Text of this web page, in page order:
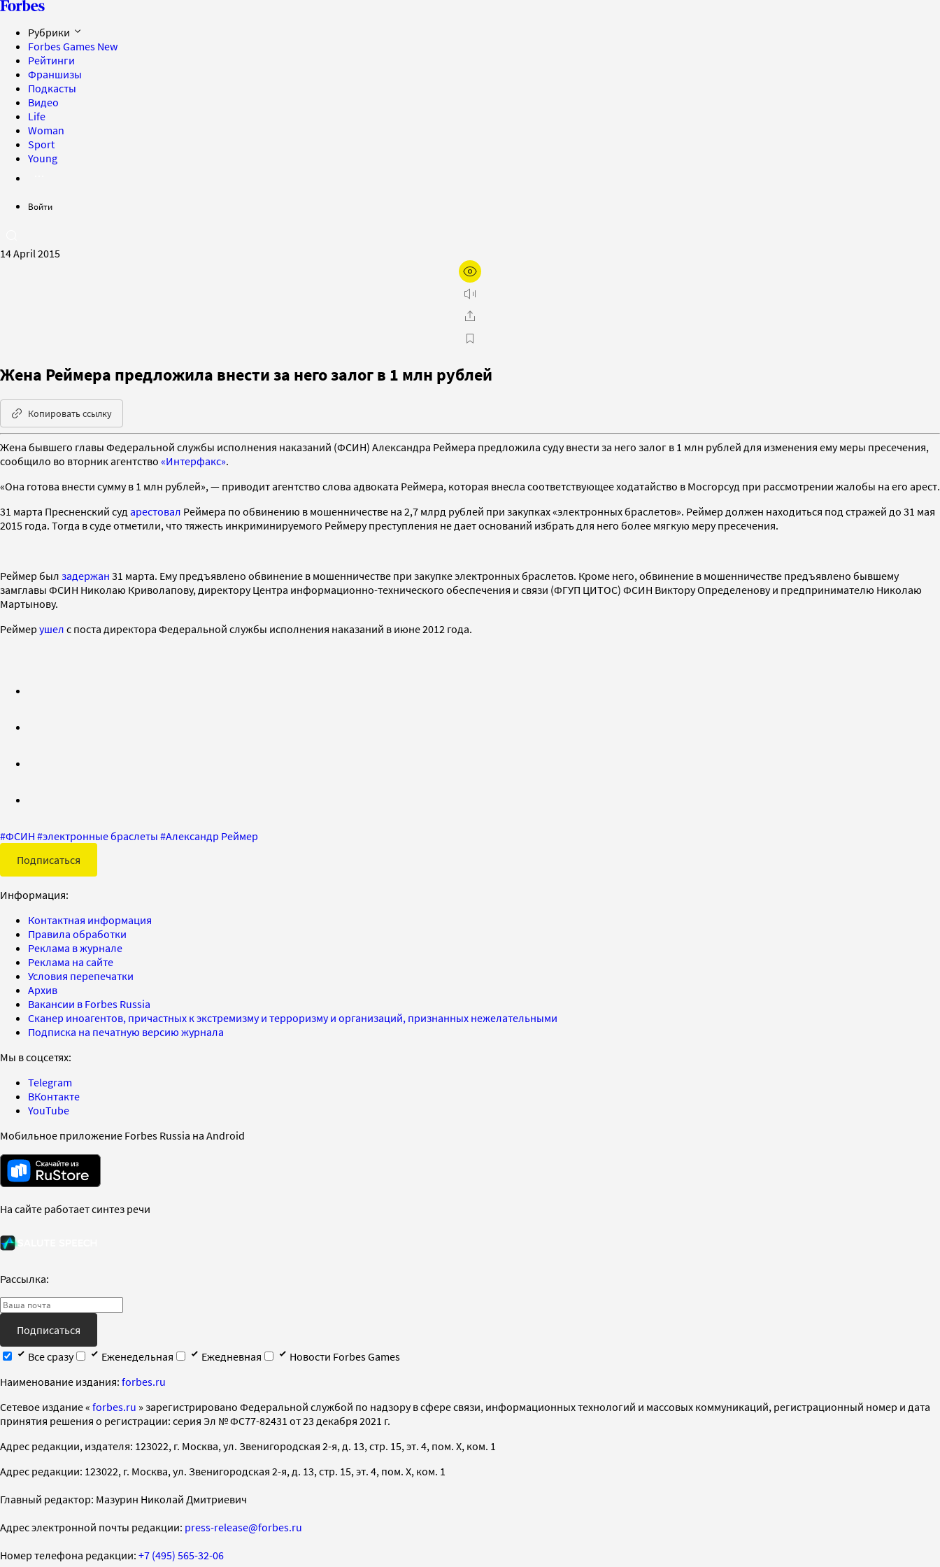
Рубрики
Forbes Games New
Рейтинги
Франшизы
Подкасты
Видео
Life
Woman
Sport
Young
Войти
14 April 2015
Жена Реймера предложила внести за него залог в 1 млн рублей
Копировать ссылку
Жена бывшего главы Федеральной службы исполнения наказаний (ФСИН) Александра Реймера предложила суду внести за него залог в 1 млн рублей для изменения ему меры пресечения,
сообщило во вторник агентство «Интерфакс».
«Она готова внести сумму в 1 млн рублей», — приводит агентство слова адвоката Реймера, которая внесла соответствующее ходатайство в Мосгорсуд при рассмотрении жалобы на его арест.
31 марта Пресненский суд арестовал Реймера по обвинению в мошенничестве на 2,7 млрд рублей при закупках «электронных браслетов». Реймер должен находиться под стражей до 31 мая
2015 года. Тогда в суде отметили, что тяжесть инкриминируемого Реймеру преступления не дает оснований избрать для него более мягкую меру пресечения.
Реймер был задержан 31 марта. Ему предъявлено обвинение в мошенничестве при закупке электронных браслетов. Кроме него, обвинение в мошенничестве предъявлено бывшему
замглавы ФСИН Николаю Криволапову, директору Центра информационно-технического обеспечения и связи (ФГУП ЦИТОС) ФСИН Виктору Определенову и предпринимателю Николаю
Мартынову.
Реймер ушел с поста директора Федеральной службы исполнения наказаний в июне 2012 года.
#ФСИН #электронные браслеты #Александр Реймер
Подписаться
Информация:
Контактная информация
Правила обработки
Реклама в журнале
Реклама на сайте
Условия перепечатки
Архив
Вакансии в Forbes Russia
Сканер иноагентов, причастных к экстремизму и терроризму и организаций, признанных нежелательными
Подписка на печатную версию журнала
Мы в соцсетях:
Telegram
ВКонтакте
YouTube
Мобильное приложение Forbes Russia на Android
На сайте работает синтез речи
Рассылка:
Подписаться
Все сразу
Еженедельная Ежедневная
Новости Forbes Games
Наименование издания: forbes.ru
Cетевое издание « forbes.ru » зарегистрировано Федеральной службой по надзору в сфере связи, информационных технологий и массовых коммуникаций, регистрационный номер и дата
принятия решения о регистрации: серия Эл № ФС77-82431 от 23 декабря 2021 г.
Адрес редакции, издателя: 123022, г. Москва, ул. Звенигородская 2-я, д. 13, стр. 15, эт. 4, пом. X, ком. 1
Адрес редакции: 123022, г. Москва, ул. Звенигородская 2-я, д. 13, стр. 15, эт. 4, пом. X, ком. 1
Главный редактор: Мазурин Николай Дмитриевич
Адрес электронной почты редакции: press-release@forbes.ru
Номер телефона редакции: +7 (495) 565-32-06